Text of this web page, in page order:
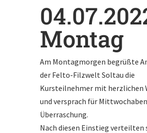
Montag
Am Montagmorgen begrüßte
der Felto-Filzwelt Soltau die
Kursteilnehmer mit herzlichen
und versprach für
Überraschung.
Nach diesen Einstieg verteilten